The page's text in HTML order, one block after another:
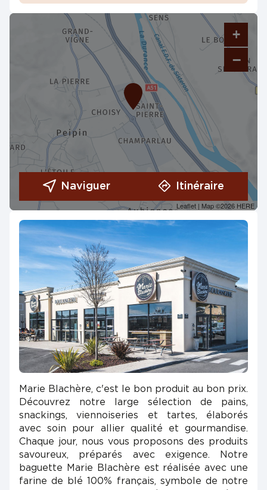
+
−
Leaflet | Map ©2026 HERE
Naviguer Itinéraire
Marie Blachère, c'est le bon produit au bon prix.
Découvrez notre large sélection de pains,
snackings, viennoiseries et tartes, élaborés
avec soin pour allier qualité et gourmandise.
Chaque jour, nous vous proposons des produits
savoureux, préparés avec exigence. Notre
baguette Marie Blachère est réalisée avec une
farine de blé 100% français, symbole de notre